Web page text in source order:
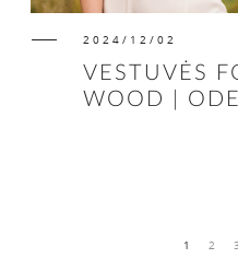
2024/12/02
VESTUVĖS
WOOD |
1 2 3